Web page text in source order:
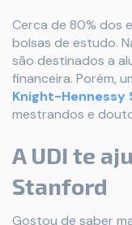
Cerca de 80% dos
bolsas de estudo.
são destinados a
financeira. Porém,
Knight-Hennessy
mestrandos e
A UDI te
Stanford
Gostou de saber